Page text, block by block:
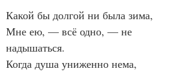
Какой бы долгой ни была зима,
Мне ею, — всё одно, — не
надышаться.
Когда душа униженно нема,